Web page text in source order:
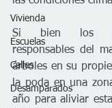
Vivienda
Escuelas
Calles
Desamparados
Si bien los
responsables del
árboles en su
la poda en una
año para aliviar